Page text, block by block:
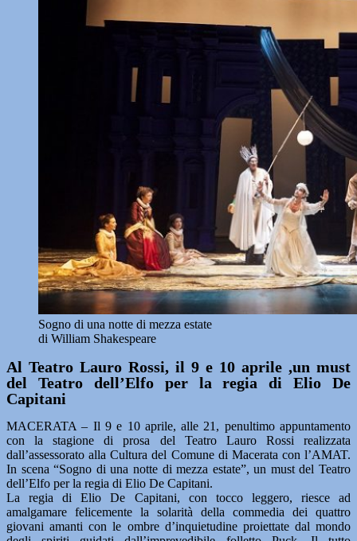
Sogno di una notte di mezza estate
di William Shakespeare
Al Teatro Lauro Rossi, il 9 e 10 aprile ,un must
del Teatro dell’Elfo per la regia di Elio De
Capitani
MACERATA – Il 9 e 10 aprile, alle 21, penultimo appuntamento
con la stagione di prosa del Teatro Lauro Rossi realizzata
dall’assessorato alla Cultura del Comune di Macerata con l’AMAT.
In scena “Sogno di una notte di mezza estate”, un must del Teatro
dell’Elfo per la regia di Elio De Capitani.
La regia di Elio De Capitani, con tocco leggero, riesce ad
amalgamare felicemente la solarità della commedia dei quattro
giovani amanti con le ombre d’inquietudine proiettate dal mondo